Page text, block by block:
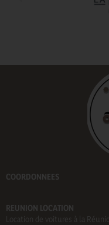
COORDONNEES
REUNION LOCATION
Location de voitures à la